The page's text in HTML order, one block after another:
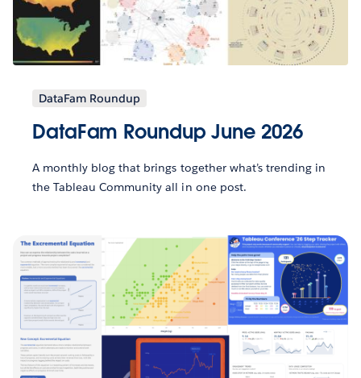
DataFam Roundup
DataFam Roundup June 2026
A monthly blog that brings together what’s trending in
the Tableau Community all in one post.